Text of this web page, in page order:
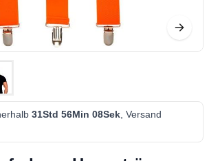
31Std 56Min 07Sek , Versand